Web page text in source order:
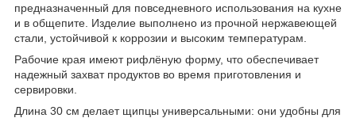
предназначенный для повседневного использования на кухне
и в общепите. Изделие выполнено из прочной нержавеющей
стали, устойчивой к коррозии и высоким температурам.
Рабочие края имеют рифлёную форму, что обеспечивает
надежный захват продуктов во время приготовления и
сервировки.
Длина 30 см делает щипцы универсальными: они удобны для